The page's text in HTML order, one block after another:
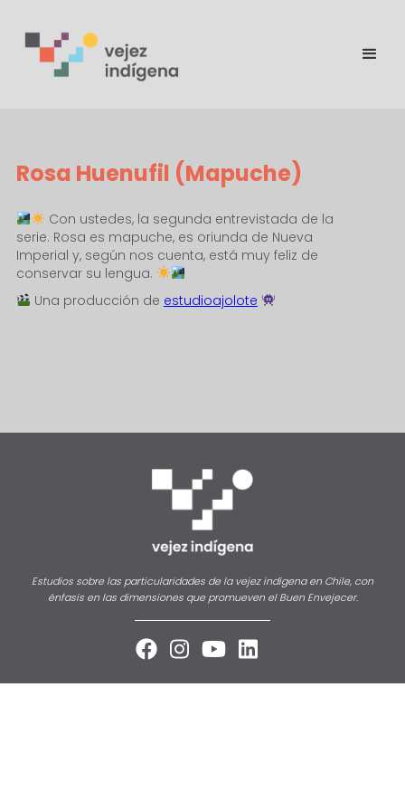
Rosa Huenufil (Mapuche)
Con ustedes, la segunda entrevistada de la
serie. Rosa es mapuche, es oriunda de Nueva
Imperial y, según nos cuenta, está muy feliz de
conservar su lengua.
Una producción de estudioajolote
Estudios sobre las particularidades de la vejez indígena en Chile, con
énfasis en las dimensiones que promueven el Buen Envejecer.
   